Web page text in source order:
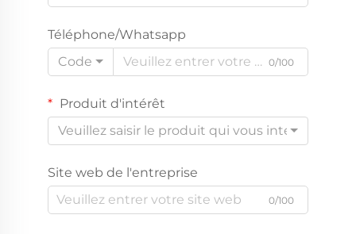
Téléphone/Whatsapp
Code
0/100
Produit d'intérêt
Veuillez saisir le produit qui vous intéresse
Site web de l'entreprise
0/100